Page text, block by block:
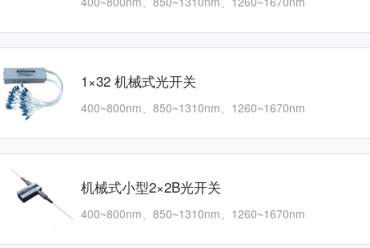
1×32 机械式光开关
400~800nm、850~1310nm、1260~1670nm
机械式小型2×2B光开关
400~800nm、850~1310nm、1260~1670nm